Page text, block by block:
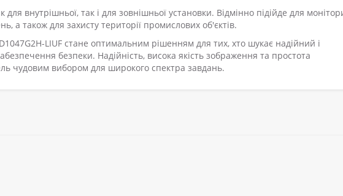
внутрішньої, так і для зовнішньої установки. Відмінно підійде для
а також для захисту території промислових об'єктів.
LIUF стане оптимальним рішенням для тих, хто шукає надійний і
безпеки. Надійність, висока якість зображення та простота
чудовим вибором для широкого спектра завдань.